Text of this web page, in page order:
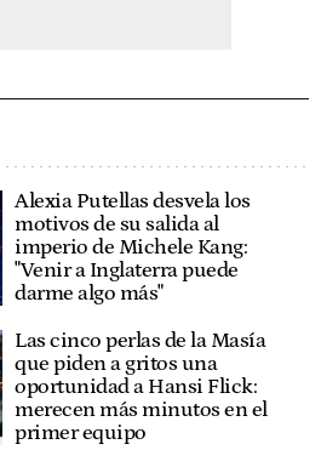
Alexia Putellas desvela los
motivos de su salida al
imperio de Michele Kang:
"Venir a Inglaterra puede
darme algo más"
Las cinco perlas de la Masía
que piden a gritos una
oportunidad a Hansi Flick:
merecen más minutos en el
primer equipo